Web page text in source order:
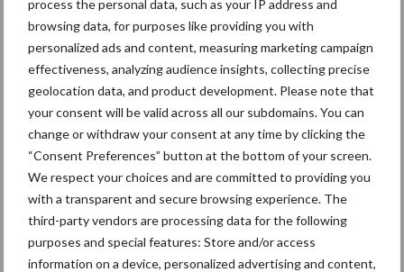
process the personal data, such as your IP address and
browsing data, for purposes like providing you with
personalized ads and content, measuring marketing campaign
effectiveness, analyzing audience insights, collecting precise
geolocation data, and product development. Please note that
your consent will be valid across all our subdomains. You can
change or withdraw your consent at any time by clicking the
“Consent Preferences” button at the bottom of your screen.
We respect your choices and are committed to providing you
with a transparent and secure browsing experience. The
third-party vendors are processing data for the following
purposes and special features: Store and/or access
information on a device, personalized advertising and content,
“Vraag naar praktische
hygieneoplossingen is in
Polen groter dan ooit”
Themapagina's